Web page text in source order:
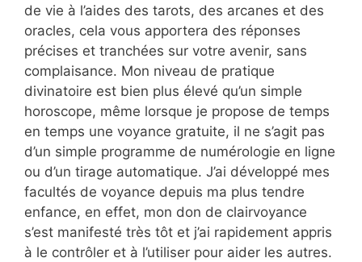
de vie à l’aides des tarots, des arcanes et des
oracles, cela vous apportera des réponses
précises et tranchées sur votre avenir, sans
complaisance. Mon niveau de pratique
divinatoire est bien plus élevé qu’un simple
horoscope, même lorsque je propose de temps
en temps une voyance gratuite, il ne s’agit pas
d’un simple programme de numérologie en ligne
ou d’un tirage automatique. J’ai développé mes
facultés de voyance depuis ma plus tendre
enfance, en effet, mon don de clairvoyance
s’est manifesté très tôt et j’ai rapidement appris
à le contrôler et à l’utiliser pour aider les autres.